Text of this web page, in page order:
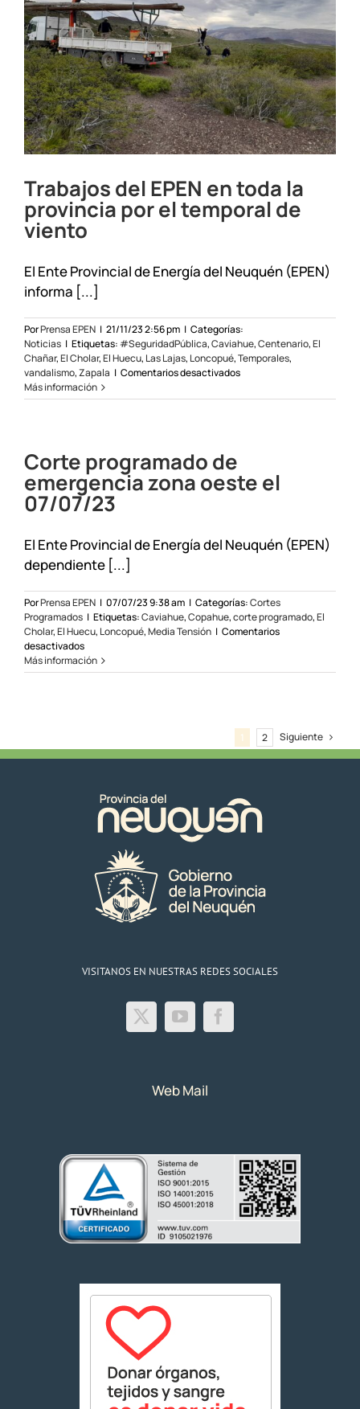
Trabajos del EPEN en toda la
provincia por el temporal de
viento
El Ente Provincial de Energía del Neuquén (EPEN)
informa [...]
PorPrensa EPEN | 21/11/23 2:56 pm | Categorías:
Noticias | Etiquetas: #SeguridadPública,Caviahue,Centenario,El
Chañar,El Cholar,El Huecu, Las Lajas, Loncopué,Temporales,
vandalismo,Zapala | Comentarios desactivadosen
del
provincia
por
viento
Más información
Corte programado de
emergencia zona oeste el
07/07/23
El Ente Provincial de Energía del Neuquén (EPEN)
dependiente [...]
PorPrensa EPEN | 07/07/23 9:38 am | Categorías:Cortes
Programados | Etiquetas:Caviahue,Copahue,corte programado,El
Cholar,El Huecu, Loncopué,Media Tensión | Comentarios
desactivadosen
Corte
programado
el
07/07/23
Más información
1 2 Siguiente
VISITANOS EN NUESTRAS REDES SOCIALES
Web Mail